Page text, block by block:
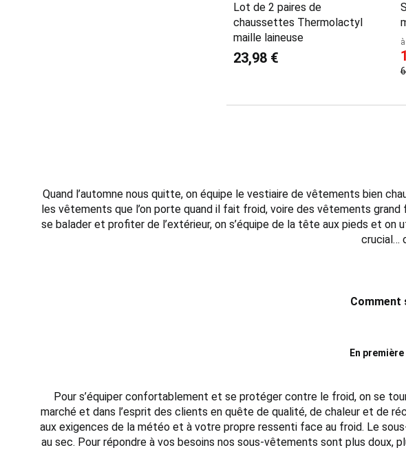
Lot de 2 paires de
chaussettes Thermolactyl
maille laineuse
23,98 €
Quand l’automne nous quitte, on équipe le vestiaire de vêtements bien
les vêtements que l’on porte quand il fait froid, voire des vêtements
se balader et profiter de l’extérieur, on s’équipe de la tête aux pieds et
crucial…
Comment
En
Pour s’équiper confortablement et se protéger contre le froid, on se
marché et dans l’esprit des clients en quête de qualité, de chaleur et de
aux exigences de la météo et à votre propre ressenti face au froid. Le
au sec. Pour répondre à vos besoins nos sous-vêtements sont plus doux,